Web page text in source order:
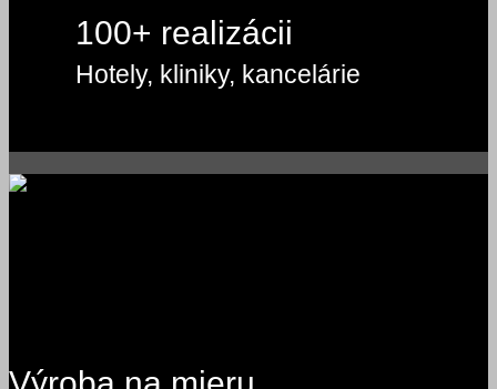
100+ realizácii
Hotely, kliniky, kancelárie